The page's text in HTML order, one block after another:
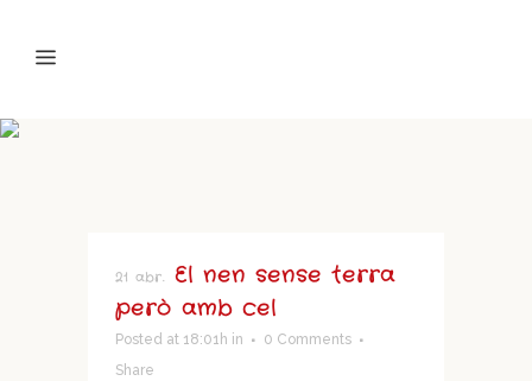
21 abr. El nen sense terra
però amb cel
Posted at 18:01h in
0 Comments
Share